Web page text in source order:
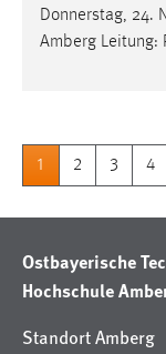
Donnerstag, 24.
Amberg Leitung:
1 2 3 4
Ostbayerische
Hochschule
Standort Amberg